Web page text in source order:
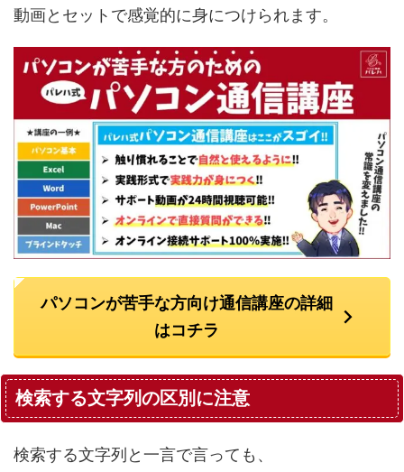
動画とセットで感覚的に身につけられます。
パソコンが苦手な方向け通信講座の詳細
はコチラ
検索する文字列の区別に注意
検索する文字列と一言で言っても、